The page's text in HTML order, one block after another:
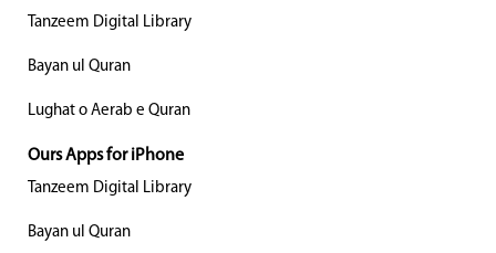
Tanzeem Digital Library
Bayan ul Quran
Lughat o Aerab e Quran
Ours Apps for iPhone
Tanzeem Digital Library
Bayan ul Quran